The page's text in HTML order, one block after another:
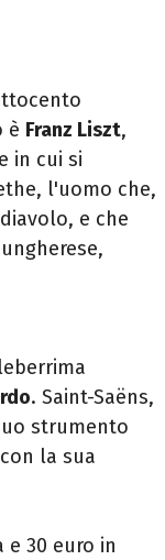
è Franz Liszt,
in cui si
l'uomo che,
e che
. Saint-Saëns,
strumento
la sua
30 euro in